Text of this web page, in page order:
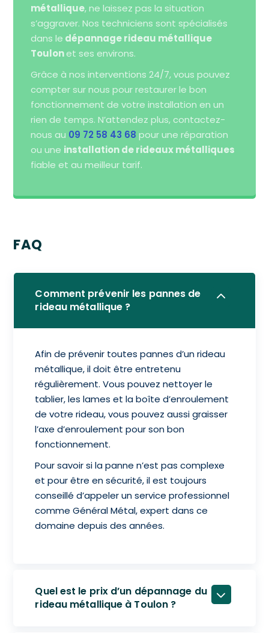
métallique, ne laissez pas la situation
s’aggraver. Nos techniciens sont spécialisés
dans le dépannage rideau métallique
Toulonet ses environs.
Grâce à nos interventions 24/7, vous pouvez
compter sur nous pour restaurer le bon
fonctionnement de votre installation en un
rien de temps. N’attendez plus, contactez-
nous au 09 72 58 43 68 pour une réparation
ou une installation de rideaux métalliques
fiable et au meilleur tarif.
FAQ
Comment prévenir les pannes de
rideau métallique ?
Afin de prévenir toutes pannes d’un rideau
métallique, il doit être entretenu
régulièrement. Vous pouvez nettoyer le
tablier, les lames et la boîte d’enroulement
de votre rideau, vous pouvez aussi graisser
l’axe d’enroulement pour son bon
fonctionnement.
Pour savoir si la panne n’est pas complexe
et pour être en sécurité, il est toujours
conseillé d’appeler un service professionnel
comme Général Métal, expert dans ce
domaine depuis des années.
Quel est le prix d’un dépannage du
rideau métallique à Toulon ?